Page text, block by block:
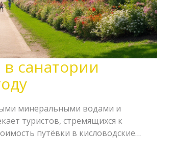
санатории
минеральными водами и
туристов, стремящихся к
путёвки в кисловодские